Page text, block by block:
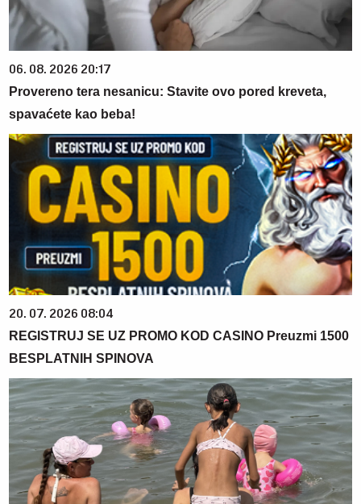
06. 08. 2026 20:17
Provereno tera nesanicu: Stavite ovo pored kreveta,
spavaćete kao beba!
20. 07. 2026 08:04
REGISTRUJ SE UZ PROMO KOD CASINO Preuzmi 1500
BESPLATNIH SPINOVA